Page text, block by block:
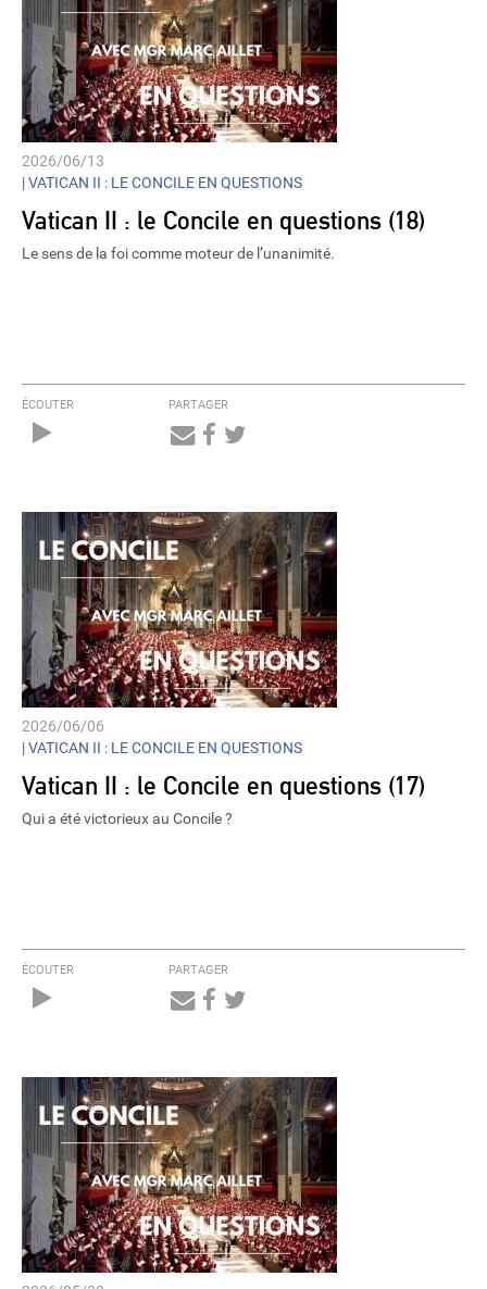
2026/06/13
|VATICAN II : LE CONCILE EN QUESTIONS
Vatican II : le Concile en questions (18)
Le sens de la foi comme moteur de l’unanimité.
ÉCOUTER PARTAGER
2026/06/06
|VATICAN II : LE CONCILE EN QUESTIONS
Vatican II : le Concile en questions (17)
Qui a été victorieux au Concile ?
ÉCOUTER PARTAGER